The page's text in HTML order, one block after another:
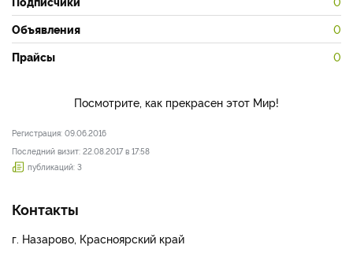
Объявления 0
Прайсы 0
Посмотрите, как прекрасен этот Мир!
Регистрация: 09.06.2016
Последний визит: 22.08.2017 в 17:58
публикаций: 3
Контакты
г. Назарово, Красноярский край